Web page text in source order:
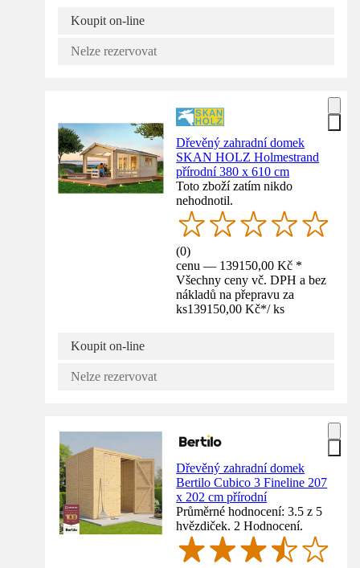
Koupit on-line
Nelze rezervovat
Dřevěný zahradní domek
SKAN HOLZ Holmestrand
přírodní 380 x 610 cm
Toto zboží zatím nikdo
nehodnotil.
(0)
cenu — 139150,00 Kč *
Všechny ceny vč. DPH a bez
nákladů na přepravu za
ks139150,00 Kč*/ ks
Koupit on-line
Nelze rezervovat
Dřevěný zahradní domek
Bertilo Cubico 3 Fineline 207
x 202 cm přírodní
Průměrné hodnocení: 3.5 z 5
hvězdiček. 2 Hodnocení.